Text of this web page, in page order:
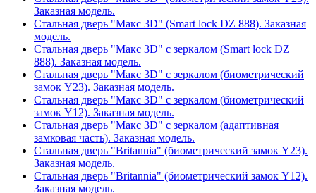
Заказная модель.
Стальная дверь "Макс 3D" (Smart lock DZ 888). Заказная
модель.
Стальная дверь "Макс 3D" с зеркалом (Smart lock DZ
888). Заказная модель.
Стальная дверь "Макс 3D" с зеркалом (биометрический
замок Y23). Заказная модель.
Стальная дверь "Макс 3D" с зеркалом (биометрический
замок Y12). Заказная модель.
Стальная дверь "Макс 3D" с зеркалом (адаптивная
замковая часть). Заказная модель.
Стальная дверь "Britannia" (биометрический замок Y23).
Заказная модель.
Стальная дверь "Britannia" (биометрический замок Y12).
Заказная модель.